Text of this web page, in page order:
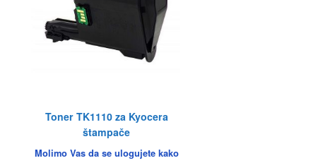
Toner TK1110 za Kyocera
štampače
Molimo Vas da se ulogujete kako